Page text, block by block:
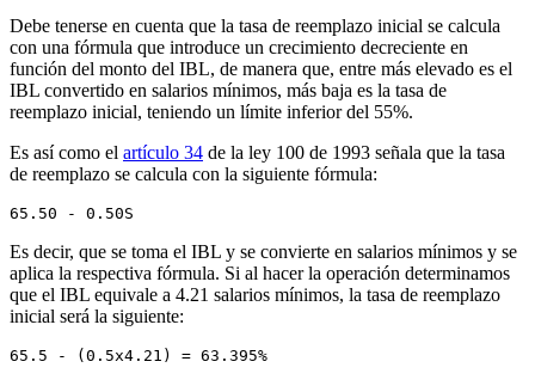
Debe tenerse en cuenta que la tasa de reemplazo inicial se calcula
con una fórmula que introduce un crecimiento decreciente en
función del monto del IBL, de manera que, entre más elevado es el
IBL convertido en salarios mínimos, más baja es la tasa de
reemplazo inicial, teniendo un límite inferior del 55%.
Es así como el artículo 34 de la ley 100 de 1993 señala que la tasa
de reemplazo se calcula con la siguiente fórmula:
65.50 - 0.50S
Es decir, que se toma el IBL y se convierte en salarios mínimos y se
aplica la respectiva fórmula. Si al hacer la operación determinamos
que el IBL equivale a 4.21 salarios mínimos, la tasa de reemplazo
inicial será la siguiente:
65.5 - (0.5x4.21) = 63.395%